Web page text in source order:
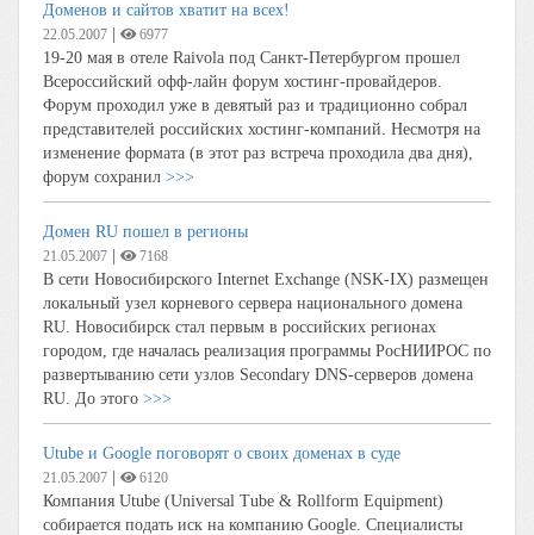
Доменов и сайтов хватит на всех!
22.05.2007 6977
19-20 мая в отеле Raivola под Санкт-Петербургом прошел
Всероссийский офф-лайн форум хостинг-провайдеров.
Форум проходил уже в девятый раз и традиционно собрал
представителей российских хостинг-компаний. Несмотря на
изменение формата (в этот раз встреча проходила два дня),
форум сохранил >>>
Домен RU пошел в регионы
21.05.2007 7168
В сети Новосибирского Internet Exchange (NSK-IX) размещен
локальный узел корневого сервера национального домена
RU. Новосибирск стал первым в российских регионах
городом, где началась реализация программы РосНИИРОС по
развертыванию сети узлов Secondary DNS-серверов домена
RU. До этого >>>
Utube и Google поговорят о своих доменах в суде
21.05.2007 6120
Компания Utube (Universal Tube & Rollform Equipment)
собирается подать иск на компанию Google. Специалисты